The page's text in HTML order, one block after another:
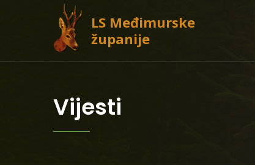
LS Međimurske
županije
Vijesti